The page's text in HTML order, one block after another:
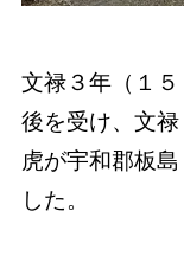
文禄３年（１
後を受け、文
虎が宇和郡板
した。